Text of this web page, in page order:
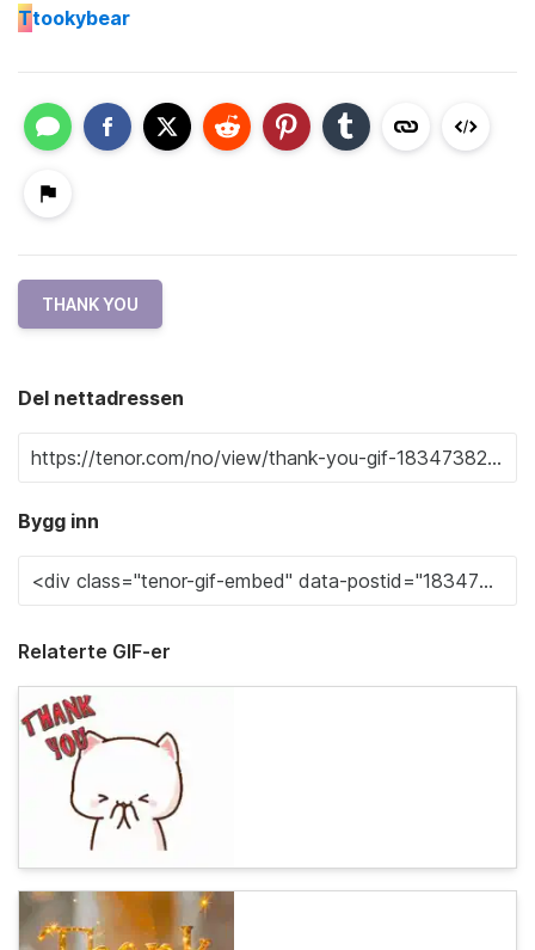
Ttookybear
THANK YOU
Del nettadressen
Bygg inn
Relaterte GIF-er